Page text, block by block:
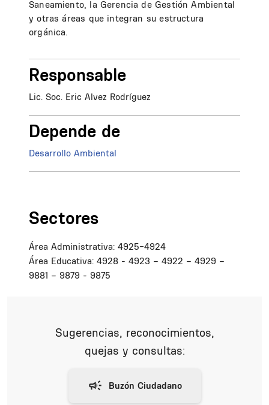
Saneamiento, la Gerencia de Gestión Ambiental
y otras áreas que integran su estructura
orgánica.
Responsable
Lic. Soc. Eric Alvez Rodríguez
Depende de
Desarrollo Ambiental
Sectores
Área Administrativa: 4925-4924
Área Educativa: 4928 - 4923 – 4922 – 4929 –
9881 – 9879 - 9875
Sugerencias, reconocimientos,
quejas y consultas: